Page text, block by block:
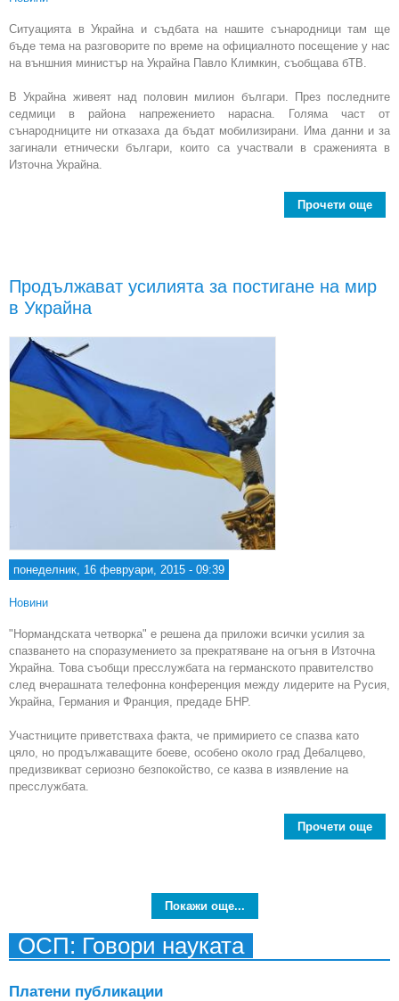
Ситуацията в Украйна и съдбата на нашите сънародници там ще
бъде тема на разговорите по време на официалното посещение у нас
на външния министър на Украйна Павло Климкин, съобщава бТВ.
В Украйна живеят над половин милион българи. През последните
седмици в района напрежението нарасна. Голяма част от
сънародниците ни отказаха да бъдат мобилизирани. Има данни и за
загинали етнически българи, които са участвали в сраженията в
Източна Украйна.
Прочети още
Продължават усилията за постигане на мир
в Украйна
понеделник, 16 февруари, 2015 - 09:39
Новини
"Нормандската четворка" е решена да приложи всички усилия за
спазването на споразумението за прекратяване на огъня в Източна
Украйна. Това съобщи пресслужбата на германското правителство
след вчерашната телефонна конференция между лидерите на Русия,
Украйна, Германия и Франция, предаде БНР.
Участниците приветстваха факта, че примирието се спазва като
цяло, но продължаващите боеве, особено около град Дебалцево,
предизвикват сериозно безпокойство, се казва в изявление на
пресслужбата.
Прочети още
Покажи още...
ОСП: Говори науката
Платени публикации